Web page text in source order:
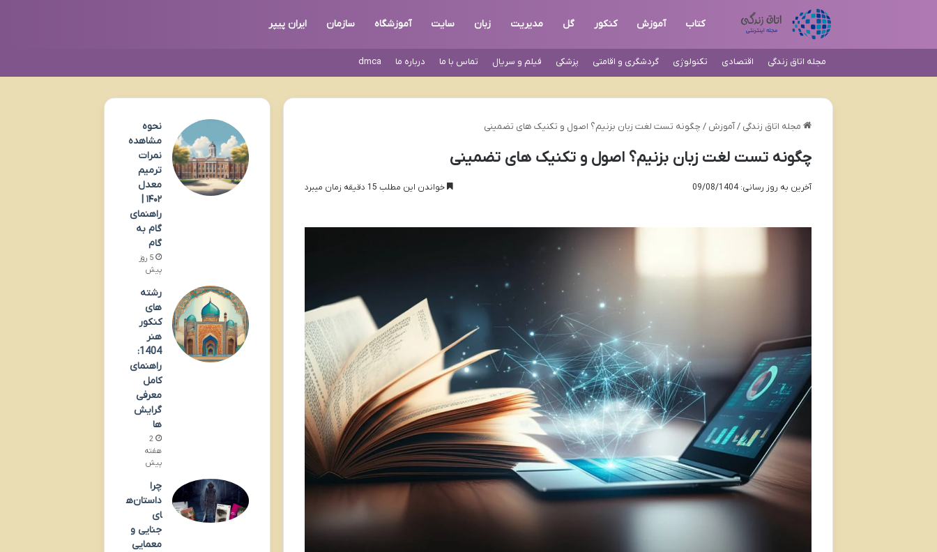
کتاب آموزش کنکور گل مدیریت زبان سایت آموزشگاه سازمان ایران پیپر
مجله اتاق زندگی اقتصادی تکنولوژی گردشگری و اقامتی پزشکی فیلم و سریال تماس با ما درباره ما dmca
مجله اتاق زندگی / آموزش / چگونه تست لغت زبان بزنیم؟ اصول و تکنیک های تضمینی
چگونه تست لغت زبان بزنیم؟ اصول و تکنیک های تضمینی
آخرین به روز رسانی: 09/08/1404 خواندن این مطلب 15 دقیقه زمان میبرد
نحوه
مشاهده
نمرات
ترمیم
معدل
۱۴۰۲ |
راهنمای
گام به
گام
5 روز
پیش
رشته
های
کنکور
هنر
1404:
راهنمای
کامل
معرفی
گرایش
ها
2
هفته
پیش
چرا
داستان‌ه
ای
جنایی و
معمایی